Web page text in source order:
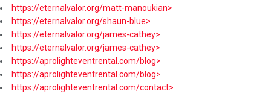
https://eternalvalor.org/matt-manoukian>
https://eternalvalor.org/shaun-blue>
https://eternalvalor.org/james-cathey>
https://eternalvalor.org/james-cathey>
https://aprolighteventrental.com/blog>
https://aprolighteventrental.com/blog>
https://aprolighteventrental.com/contact>